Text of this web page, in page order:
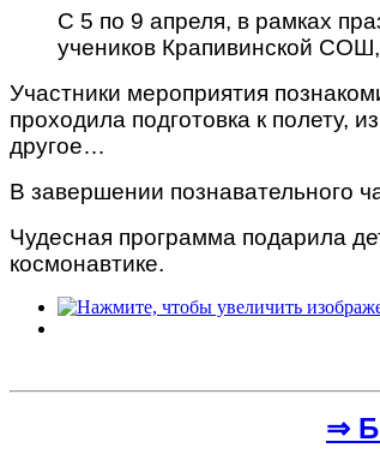
С 5 по 9 апреля, в рамках
учеников Крапивинской
Участники мероприятия
проходила подготовка к полету,
другое…
В завершении познавательного
Чудесная программа подарила
космонавтике.
⇒